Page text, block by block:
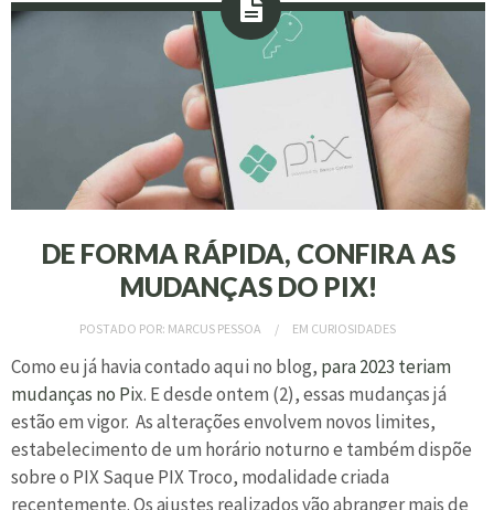
DE FORMA RÁPIDA, CONFIRA AS
MUDANÇAS DO PIX!
POSTADO POR: MARCUS PESSOA EM CURIOSIDADES
Como eu já havia contado aqui no blog, para 2023 teriam
mudanças no Pix. E desde ontem (2), essas mudanças já
estão em vigor. As alterações envolvem novos limites,
estabelecimento de um horário noturno e também dispõe
sobre o PIX Saque PIX Troco, modalidade criada
recentemente. Os ajustes realizados vão abranger mais de